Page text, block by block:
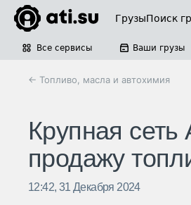
ГрузыПоиск
Все сервисы Ваши грузы
← Топливо, масла и автохимия
Крупная сеть
продажу
12:42, 31 Декабря 2024